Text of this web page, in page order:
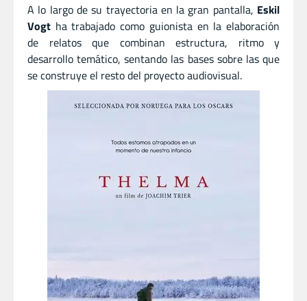
A lo largo de su trayectoria en la gran pantalla, Eskil
Vogt ha trabajado como guionista en la elaboración
de relatos que combinan estructura, ritmo y
desarrollo temático, sentando las bases sobre las que
se construye el resto del proyecto audiovisual.